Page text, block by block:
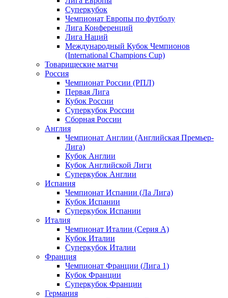
Суперкубок
Чемпионат Европы по футболу
Лига Конференций
Лига Наций
Международный Кубок Чемпионов
(International Champions Cup)
Товарищеские матчи
Россия
Чемпионат России (РПЛ)
Первая Лига
Кубок России
Суперкубок России
Сборная России
Англия
Чемпионат Англии (Английская Премьер-
Лига)
Кубок Англии
Кубок Английской Лиги
Суперкубок Англии
Испания
Чемпионат Испании (Ла Лига)
Кубок Испании
Суперкубок Испании
Италия
Чемпионат Италии (Серия А)
Кубок Италии
Суперкубок Италии
Франция
Чемпионат Франции (Лига 1)
Кубок Франции
Суперкубок Франции
Германия